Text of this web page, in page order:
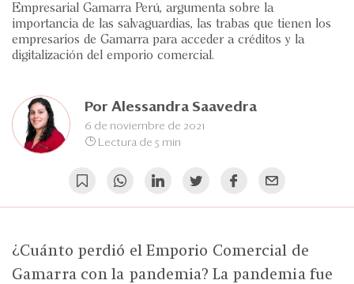
Edición Impresa
Empresarial Gamarra Perú, argumenta sobre la
importancia de las salvaguardias, las trabas que tienen los
empresarios de Gamarra para acceder a créditos y la
digitalización del emporio comercial.
Por Alessandra Saavedra
6 de noviembre de 2021
Lectura de 5 min
¿Cuánto perdió el Emporio Comercial de
Gamarra con la pandemia? La pandemia fue